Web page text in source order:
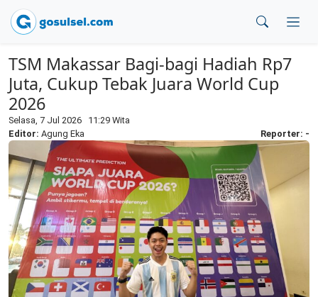
TSM Makassar Bagi-bagi Hadiah Rp7
Juta, Cukup Tebak Juara World Cup
2026
Selasa, 7 Jul 2026 11:29 Wita
Editor: Agung Eka Reporter: -